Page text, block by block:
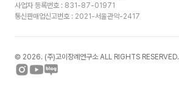
사업자 등록번호 : 831-87-01971
통신판매업신고번호 : 2021-서울관악-2417
© 2026. (주)고이장례연구소 ALL RIGHTS RESERVED.